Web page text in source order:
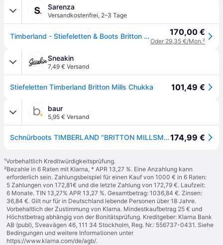
Sarenza
Versandkostenfrei, 2–3 Tage
Timberland - Stiefeletten & Boots Britton Mills Mid Lace Up Chukka - Braun - Größe 44 170,00 €
Oder 29,35 €/Mon.²
Sneakin
7,49 € Versand
Stiefeletten Timberland Britton Mills Chukka 101,49 €
baur
5,95 € Versand
Schnürboots TIMBERLAND "BRITTON MILLSMID LACE UP CHUKKA BOOT", Herren, Gr. 43, braun (rust suede), Leder, Schuhe Schnürboots, Winterstiefel, Schnürstiefel, Winterschuhe174,99 €
¹Vorbehaltlich Kreditwürdigkeitsprüfung.
²Bezahle in 6 Raten mit Klarna, * APR 13,27 %. Eine Anzahlung kann
erforderlich sein. Zahlungsbeispiel für einen Kauf von 1000 € in 6 Raten:
5 Zahlungen von 172,81€ und die letzte Zahlung von 172,79 €. Laufzeit:
6 Monate. TIN 13,27% APR 13,27 %. Gesamtbetrag: 1036,84 €. Zinsen:
36,84 €. Gilt nur für in Deutschland lebende Personen über 18 Jahre.
Vorbehaltlich der Zustimmung von Klarna. Mindestkaufbetrag 25 € und
Höchstbetrag abhängig von der Bonitätsprüfung. Kreditgeber: Klarna Bank
AB (publ), Sveavägen 46, 111 34 Stockholm, Reg. Nr.: 556737-0431. Siehe
Bedingungen und weitere Informationen unter
https://www.klarna.com/de/agb/.